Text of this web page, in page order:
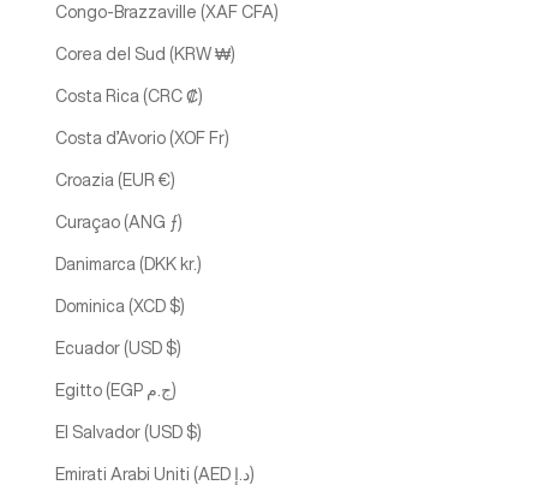
Congo-Brazzaville (XAF CFA)
Corea del Sud (KRW ₩)
Costa Rica (CRC ₡)
Costa d’Avorio (XOF Fr)
Croazia (EUR €)
Curaçao (ANG ƒ)
Danimarca (DKK kr.)
Dominica (XCD $)
Ecuador (USD $)
Egitto (EGP ج.م)
El Salvador (USD $)
Emirati Arabi Uniti (AED د.إ)